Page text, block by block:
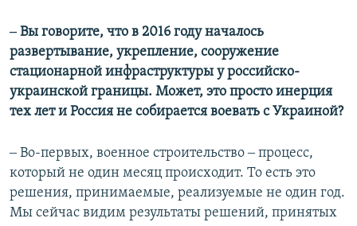
‒ Вы говорите, что в 2016 году началось
развертывание, укрепление, сооружение
стационарной инфраструктуры у российско-
украинской границы. Может, это просто инерция
тех лет и Россия не собирается воевать с Украиной?
‒ Во-первых, военное строительство ‒ процесс,
который не один месяц происходит. То есть это
решения, принимаемые, реализуемые не один год.
Мы сейчас видим результаты решений, принятых